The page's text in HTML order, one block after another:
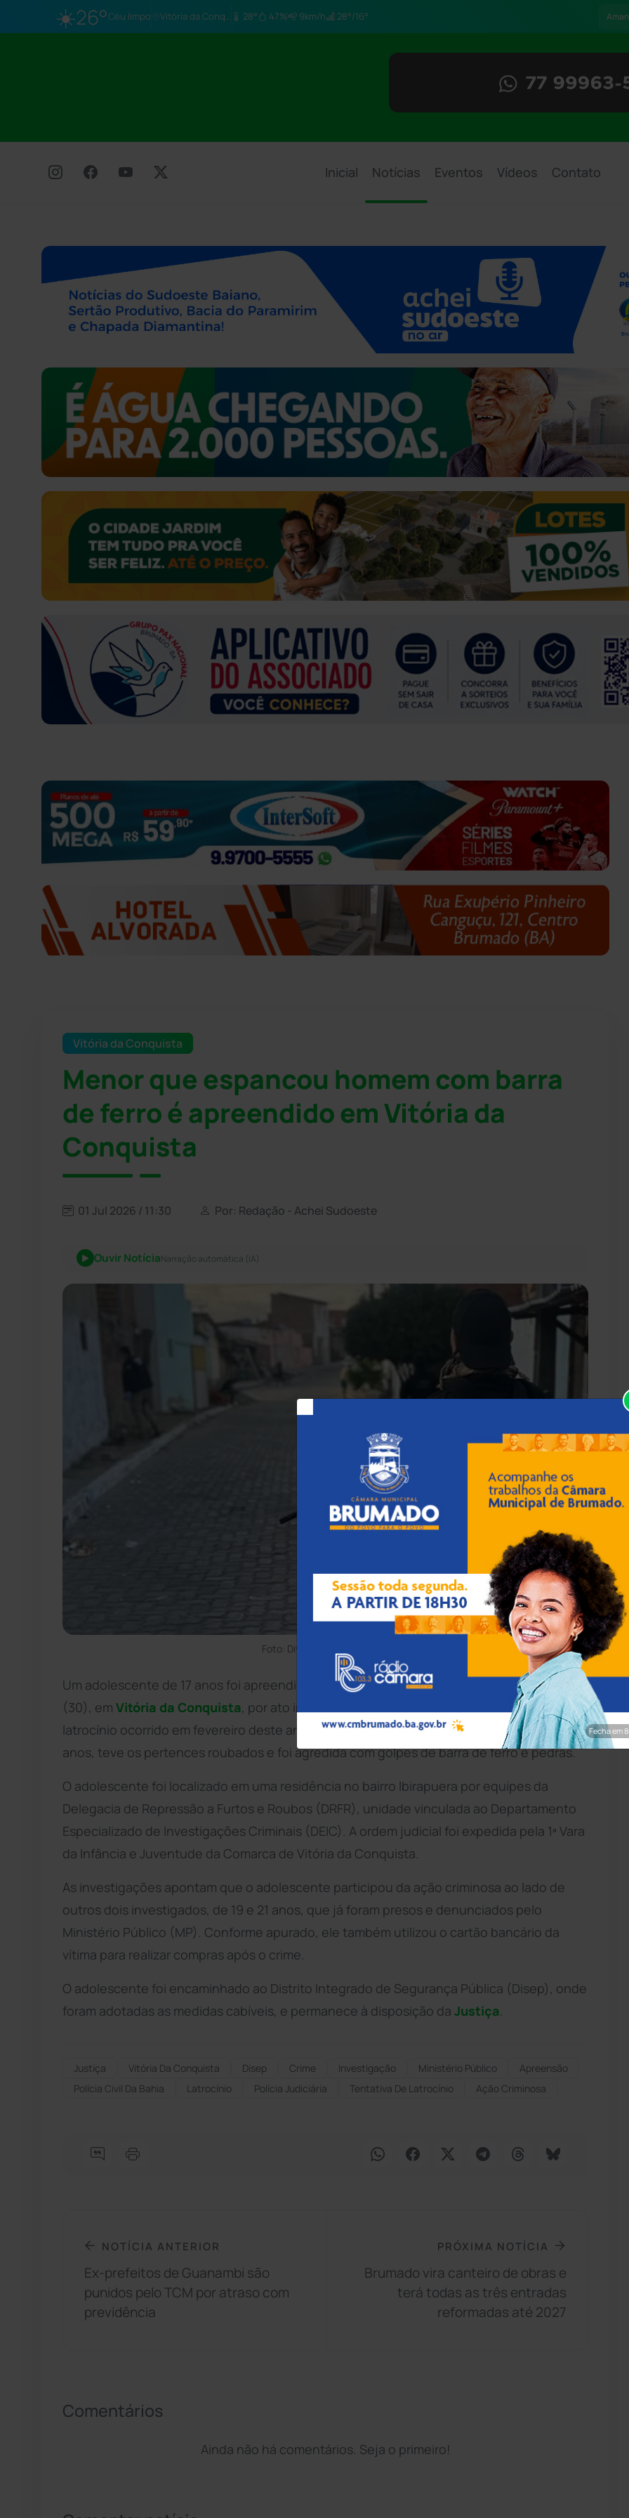
☀️26°Céu limpo Vitória da Conq… 28° 47% 9km/h 28°/16°
Inicial Notícias Eventos Vídeos Contato
Vitória da Conquista
Menor que espancou homem com barra
de ferro é apreendido em Vitória da
Conquista
01 Jul 2026 / 11:30 Por: Redação - Achei Sudoeste
Ouvir NotíciaNarração automática (IA)
Foto: Divulgação/Polícia Civil
Um adolescente de 17 anos foi apreendido pelaPolícia Civilda
, nesta terça-feira
(30), em Vitória da Conquista, por ato infracional análogo ao crime de tentativa de
latrocínio ocorrido em fevereiro deste ano, no bairro Recreio. A vítima, um homem de 48
anos, teve os pertences roubados e foi agredida com golpes de barra de ferro e pedras.
O adolescente foi localizado em uma residência no bairro Ibirapuera por equipes da
Delegacia de Repressão a Furtos e Roubos (DRFR), unidade vinculada ao Departamento
Especializado de Investigações Criminais (DEIC). A ordem judicial foi expedida pela 1ª Vara
da Infância e Juventude da Comarca de Vitória da Conquista.
As investigações apontam que o adolescente participou da ação criminosa ao lado de
outros dois investigados, de 19 e 21 anos, que já foram presos e denunciados pelo
Ministério Público (MP). Conforme apurado, ele também utilizou o cartão bancário da
vítima para realizar compras após o crime.
O adolescente foi encaminhado ao Distrito Integrado de Segurança Pública (Disep), onde
foram adotadas as medidas cabíveis, e permanece à disposição da Justiça.
Justiça Vitória Da Conquista Disep Crime Investigação Ministério Público
Apreensão
Polícia Civil Da Bahia
Latrocínio Polícia Judiciária Tentativa De Latrocínio Ação Criminosa
NOTÍCIA ANTERIOR
Ex-prefeitos de Guanambi são
punidos pelo TCM por atraso com
previdência
PRÓXIMA NOTÍCIA
Brumado vira canteiro de obras e
terá todas as três entradas
reformadas até 2027
Comentários
Ainda não há comentários. Seja o primeiro!
Fecha em